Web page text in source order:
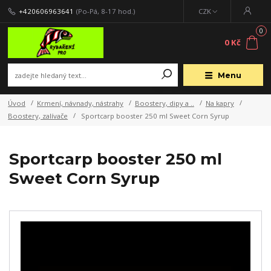
Menu
CZK
+420606963641 (Po-Pá, 8-17 hod.)
0
0 Kč
Úvod Krmení, návnady, nástrahy Boostery, dipy a ..
Na kapry
Boostery, zalívače
Sportcarp booster 250 ml Sweet Corn Syrup
Sportcarp booster 250 ml
Sweet Corn Syrup